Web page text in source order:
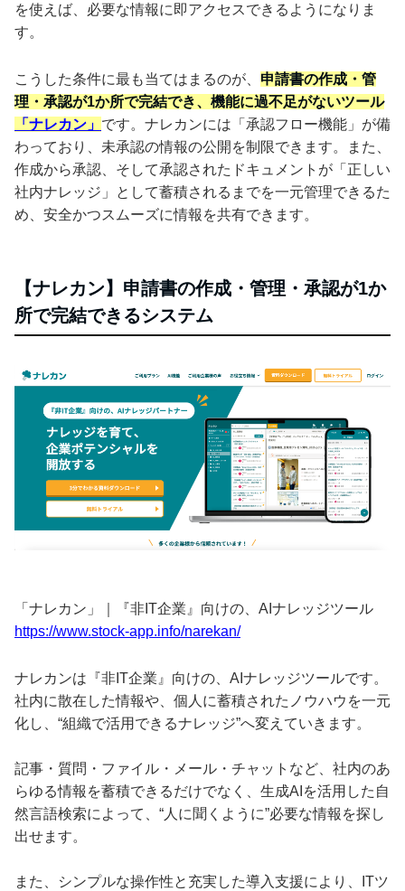
を使えば、必要な情報に即アクセスできるようになりま
す。
こうした条件に最も当てはまるのが、 申請書の作成・管
理・承認が1か所で完結でき、機能に過不足がないツール
「ナレカン」 です。ナレカンには「承認フロー機能」が備
わっており、未承認の情報の公開を制限できます。また、
作成から承認、そして承認されたドキュメントが「正しい
社内ナレッジ」として蓄積されるまでを一元管理できるた
め、安全かつスムーズに情報を共有できます。
【ナレカン】申請書の作成・管理・承認が1か
所で完結できるシステム
「ナレカン」｜『非IT企業』向けの、AIナレッジツール
https://www.stock-app.info/narekan/
ナレカンは『非IT企業』向けの、AIナレッジツールです。
社内に散在した情報や、個人に蓄積されたノウハウを一元
化し、“組織で活用できるナレッジ”へ変えていきます。
記事・質問・ファイル・メール・チャットなど、社内のあ
らゆる情報を蓄積できるだけでなく、生成AIを活用した自
然言語検索によって、“人に聞くように”必要な情報を探し
出せます。
また、シンプルな操作性と充実した導入支援により、ITツ